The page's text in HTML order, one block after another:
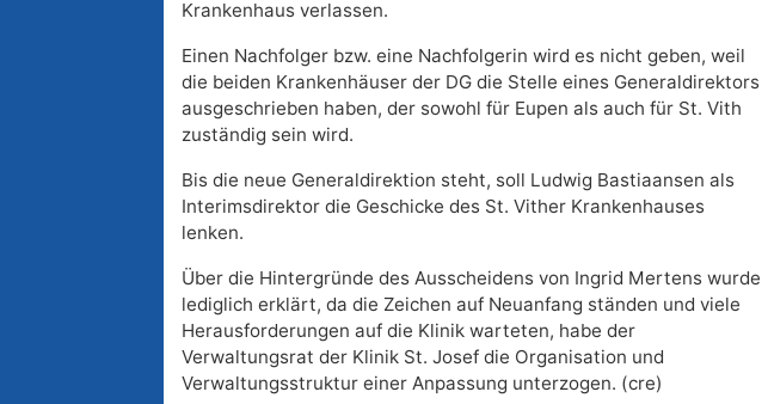
Krankenhaus verlassen.
Einen Nachfolger bzw. eine Nachfolgerin wird es nicht geben, weil
die beiden Krankenhäuser der DG die Stelle eines Generaldirektors
ausgeschrieben haben, der sowohl für Eupen als auch für St. Vith
zuständig sein wird.
Bis die neue Generaldirektion steht, soll Ludwig Bastiaansen als
Interimsdirektor die Geschicke des St. Vither Krankenhauses
lenken.
Über die Hintergründe des Ausscheidens von Ingrid Mertens wurde
lediglich erklärt, da die Zeichen auf Neuanfang ständen und viele
Herausforderungen auf die Klinik warteten, habe der
Verwaltungsrat der Klinik St. Josef die Organisation und
Verwaltungsstruktur einer Anpassung unterzogen. (cre)